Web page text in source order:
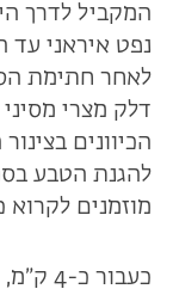
המקביל לדרך
לאחר חתימת
הכיוונים
להגנת הטבע
מוזמנים לקרוא